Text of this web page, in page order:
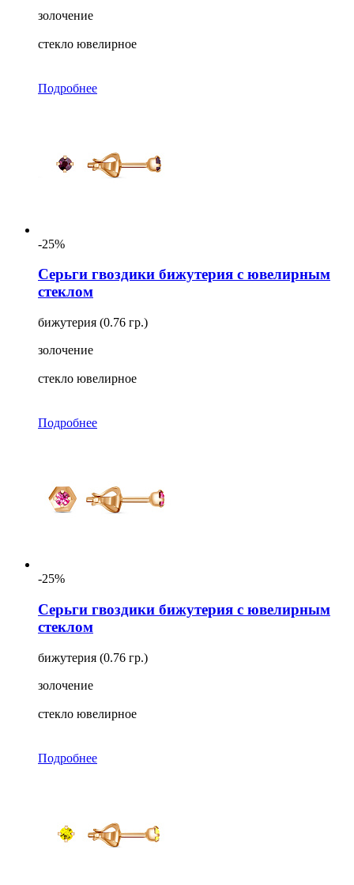
золочение
стекло ювелирное
Подробнее
-25%
Серьги гвоздики бижутерия с ювелирным
стеклом
бижутерия (0.76 гр.)
золочение
стекло ювелирное
Подробнее
-25%
Серьги гвоздики бижутерия с ювелирным
стеклом
бижутерия (0.76 гр.)
золочение
стекло ювелирное
Подробнее